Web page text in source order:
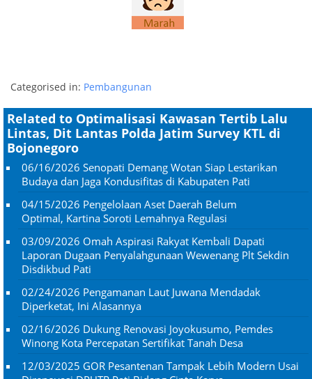
Categorised in: Pembangunan
Related to Optimalisasi Kawasan Tertib Lalu
Lintas, Dit Lantas Polda Jatim Survey KTL di
Bojonegoro
06/16/2026 Senopati Demang Wotan Siap Lestarikan
Budaya dan Jaga Kondusifitas di Kabupaten Pati
04/15/2026 Pengelolaan Aset Daerah Belum
Optimal, Kartina Soroti Lemahnya Regulasi
03/09/2026 Omah Aspirasi Rakyat Kembali Dapati
Laporan Dugaan Penyalahgunaan Wewenang Plt Sekdin
Disdikbud Pati
02/24/2026 Pengamanan Laut Juwana Mendadak
Diperketat, Ini Alasannya
02/16/2026 Dukung Renovasi Joyokusumo, Pemdes
Winong Kota Percepatan Sertifikat Tanah Desa
12/03/2025 GOR Pesantenan Tampak Lebih Modern Usai